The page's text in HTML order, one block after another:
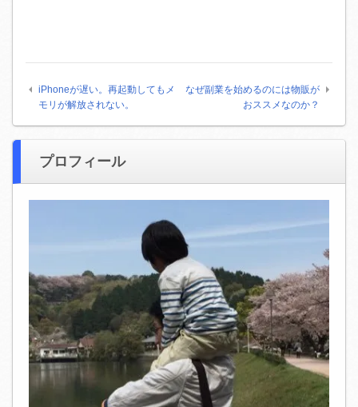
iPhoneが遅い。再起動してもメ
モリが解放されない。
なぜ副業を始めるのには物販が
おススメなのか？
プロフィール